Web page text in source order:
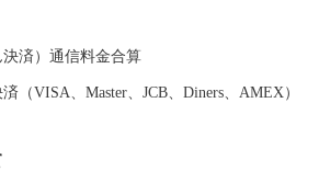
決済）通信料金合算
（VISA、Master、JCB、Diners、AMEX）